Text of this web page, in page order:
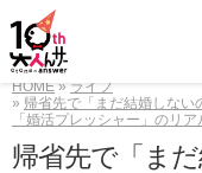
HOME
ライフ
帰省先で「まだ結婚しな
「婚活プレッシャー」のリア
帰省先で「ま